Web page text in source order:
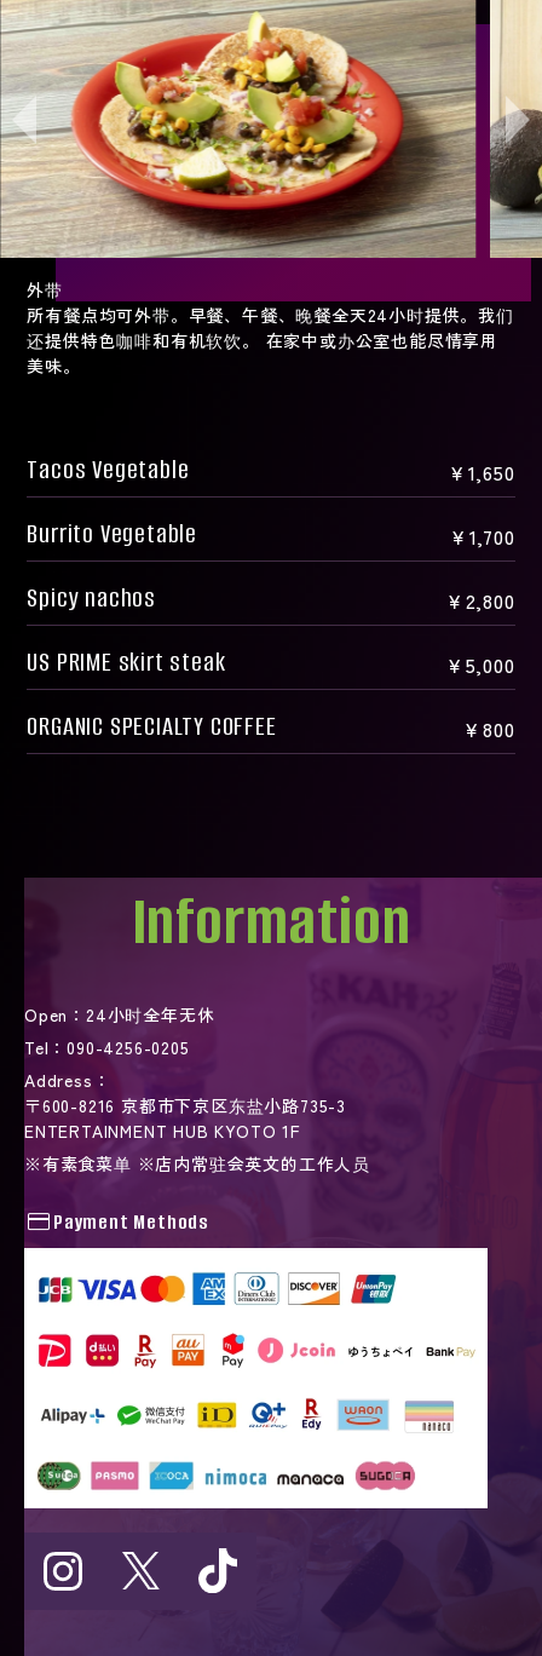
外带
所有餐点均可外带。早餐、午餐、晚餐全天24小时提供。我们
还提供特色咖啡和有机软饮。 在家中或办公室也能尽情享用
美味。
Tacos Vegetable ￥1,650
Burrito Vegetable ￥1,700
Spicy nachos ￥2,800
US PRIME skirt steak ￥5,000
ORGANIC SPECIALTY COFFEE ￥800
Information
Open： 24小时全年无休
Tel：090-4256-0205
Address：
〒600-8216 京都市下京区东盐小路735-3
ENTERTAINMENT HUB KYOTO 1F
※有素食菜单 ※店内常驻会英文的工作人员
credit_cardPayment Methods